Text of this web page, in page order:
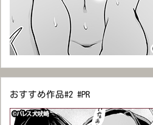
おすすめ作品#2 #PR